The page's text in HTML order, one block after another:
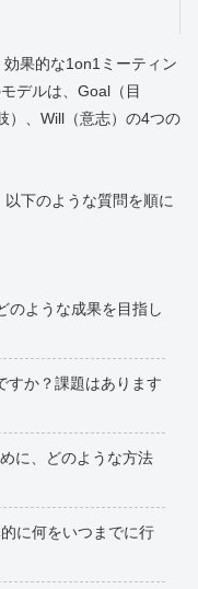
果的な1on1ミーティン
デルは、Goal（目
）、Will（意志）の4つの
下のような質問を順に
のような成果を目指し
すか？課題はあります
に、どのような方法
に何をいつまでに行